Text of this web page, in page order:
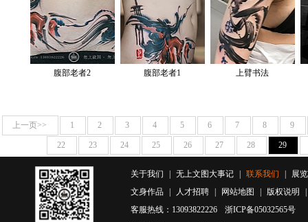
腹部老者2 腹部老者1 上臂书法
上一页>> 1 2 3 4 5 6 7 8 9
22 23 24 25 26 27 28 29
关于我们 无上文图大事记 联系我们
展
文身作品
人才招聘 网站地图 版权说明
客服热线：13093822226
浙ICP备05032565号